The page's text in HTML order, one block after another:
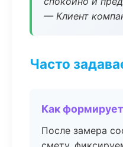
— Клиент
Часто
Как
После замера